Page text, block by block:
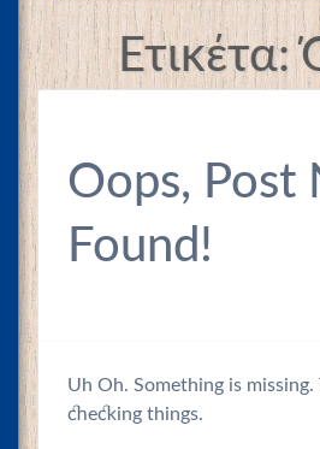
Ετικέτα:
Oops, Post
Found!
Uh Oh. Something is missing.
checking things.